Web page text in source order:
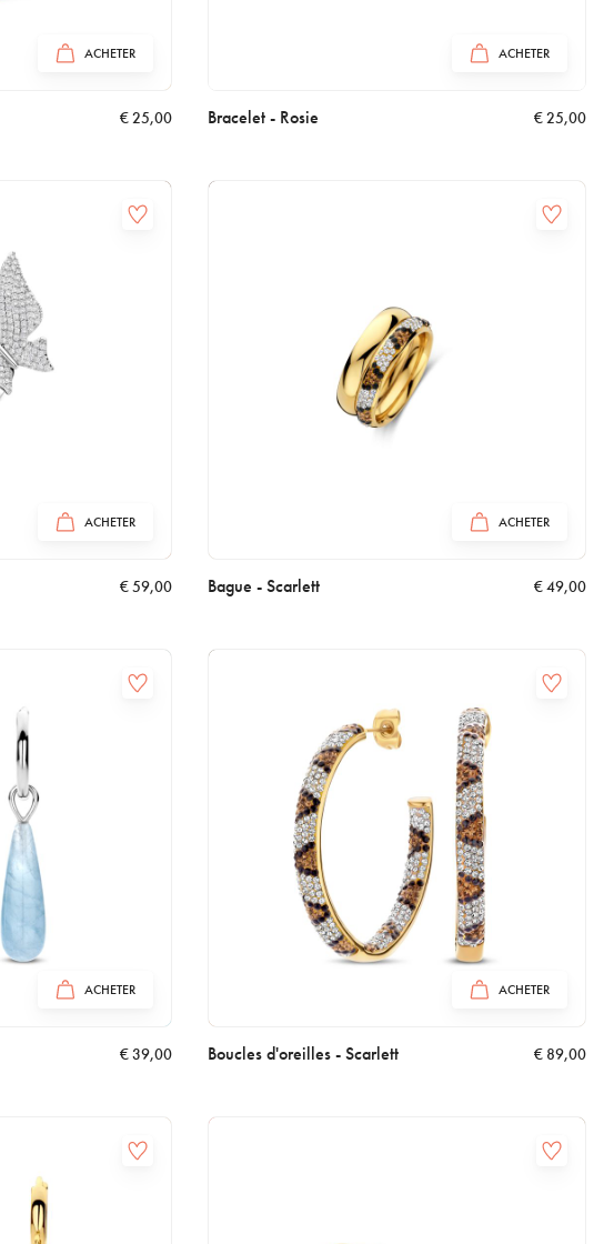
ACHETER
€25,00
ACHETER
Bracelet - Rosie €25,00
ACHETER
€59,00
ACHETER
Bague - Scarlett €49,00
ACHETER
€39,00
ACHETER
Boucles d'oreilles - Scarlett € 89,00